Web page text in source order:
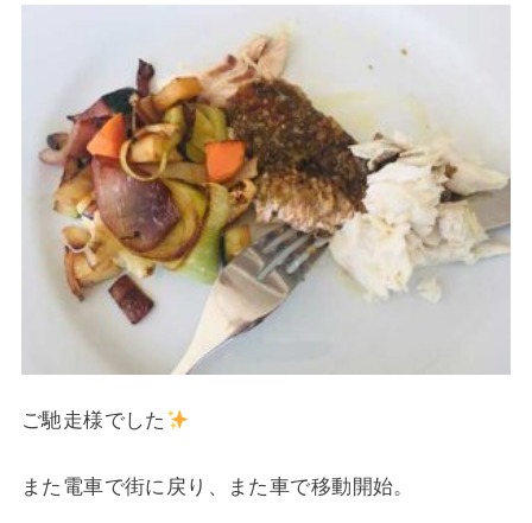
ご馳走様でした
また電車で街に戻り、また車で移動開始。